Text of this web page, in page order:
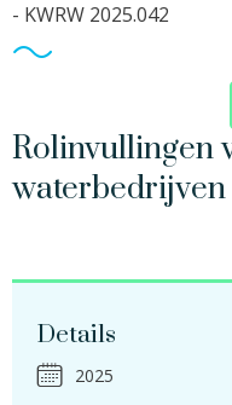
- KWRW 2025.042
Rolinvullingen
Details
2025